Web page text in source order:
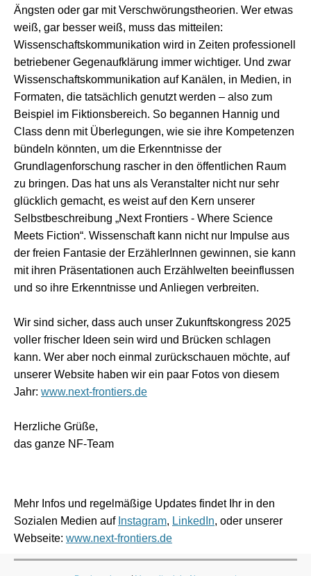
Ängsten oder gar mit Verschwörungstheorien. Wer etwas
weiß, gar besser weiß, muss das mitteilen:
Wissenschaftskommunikation wird in Zeiten professionell
betriebener Gegenaufklärung immer wichtiger. Und zwar
Wissenschaftskommunikation auf Kanälen, in Medien, in
Formaten, die tatsächlich genutzt werden – also zum
Beispiel im Fiktionsbereich. So begannen Hannig und
Class denn mit Überlegungen, wie sie ihre Kompetenzen
bündeln könnten, um die Erkenntnisse der
Grundlagenforschung rascher in den öffentlichen Raum
zu bringen. Das hat uns als Veranstalter nicht nur sehr
glücklich gemacht, es weist auf den Kern unserer
Selbstbeschreibung „Next Frontiers - Where Science
Meets Fiction“. Wissenschaft kann nicht nur Impulse aus
der freien Fantasie der ErzählerInnen gewinnen, sie kann
mit ihren Präsentationen auch Erzählwelten beeinflussen
und so ihre Erkenntnisse und Anliegen verbreiten.
Wir sind sicher, dass auch unser Zukunftskongress 2025
voller frischer Ideen sein wird und Brücken schlagen
kann. Wer aber noch einmal zurückschauen möchte, auf
unserer Website haben wir ein paar Fotos von diesem
Jahr: www.next-frontiers.de
Herzliche Grüße,
das ganze NF-Team
Mehr Infos und regelmäßige Updates findet Ihr in den
Sozialen Medien auf Instagram, LinkedIn, oder unserer
Webseite: www.next-frontiers.de